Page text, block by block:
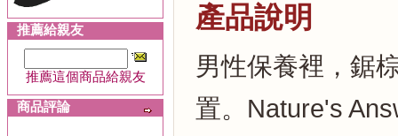
推薦給親友
推薦這個商品給親友
商品評論
產品說明
男性保養裡，鋸
置。Nature's